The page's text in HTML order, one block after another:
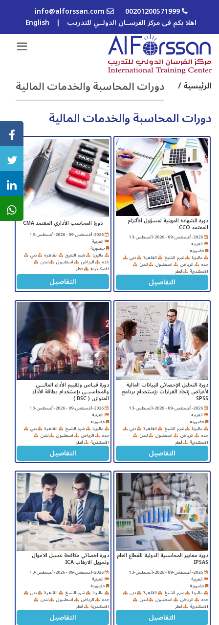
00201200571999
info@alforssan.com
اهلا بكم فى مركز الفرســان الدولــي للتدريب |
English
الرئيسية / دورات المحاسبة والخدمات المالية
دورات المحاسبة والخدمات المالية
دورة الشهادة المهنية لمسؤول الألتزام
المعتمد CCO
2026-أغسطس-09 - 2026-أغسطس-13
العربية
حضورية
ماليزيا شرم الشيخ القاهرة دبي
جده الرياض اسطنبول لندن
الاسكندرية قطر
التفاصيل
دورة المحاسب الأداري المعتمد CMA
2026-أغسطس-09 - 2026-أغسطس-13
العربية
حضورية
ماليزيا شرم الشيخ القاهرة دبي
جده الرياض اسطنبول لندن
الاسكندرية قطر
التفاصيل
دورة التحليل الإحصائي للبيانات المالية
لأغراض إتخاذ القرارات بإستخدام برنامج
SPSS
2026-أغسطس-09 - 2026-أغسطس-13
العربية
حضورية
ماليزيا شرم الشيخ القاهرة دبي
جده الرياض اسطنبول لندن
الاسكندرية قطر
التفاصيل
دورة قيـاس وتقييم الأداء المالـــي
والمحاسبــي بإستخدام بطاقة الأداء
المتوازن ( BSC )
2026-أغسطس-09 - 2026-أغسطس-13
العربية
حضورية
ماليزيا شرم الشيخ القاهرة دبي
جده الرياض اسطنبول لندن
الاسكندرية قطر
التفاصيل
دورة معايير المحاسبية الدولية للقطاع العام
IPSAS
2026-أغسطس-09 - 2026-أغسطس-13
العربية
حضورية
ماليزيا شرم الشيخ القاهرة دبي
جده الرياض اسطنبول لندن
الاسكندرية قطر
التفاصيل
دورة اخصائي مكافحة غسيل الاموال
وتمويل الارهاب ICA
2026-أغسطس-09 - 2026-أغسطس-13
العربية
حضورية
ماليزيا شرم الشيخ القاهرة دبي
جده الرياض اسطنبول لندن
الاسكندرية قطر
التفاصيل